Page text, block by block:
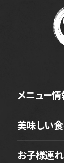
メニュー
美味しい
お子様連